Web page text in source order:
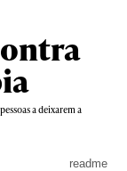
a deixarem a
readme